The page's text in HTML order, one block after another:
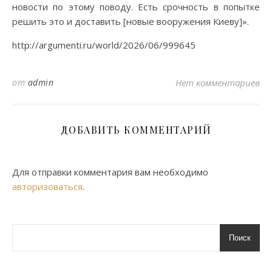
новости по этому поводу. Есть срочность в попытке
решить это и доставить [новые вооружения Киеву]».
http://argumenti.ru/world/2026/06/999645
от admin Нет комментариев
ДОБАВИТЬ КОММЕНТАРИЙ
Для отправки комментария вам необходимо
авторизоваться.
Поиск